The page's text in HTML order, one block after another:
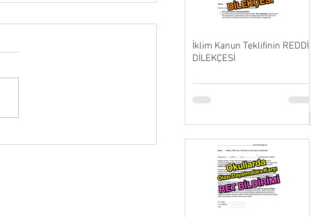
Ölü Nerde ???
İklim Kanun Teklifinin REDDİ
DİLEKÇESİ